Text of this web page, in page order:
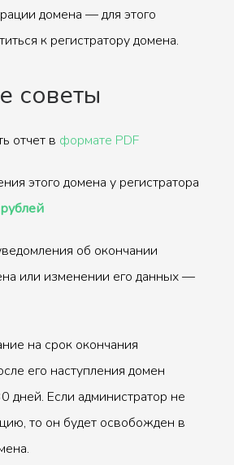
домена — для этого
к регистратору домена.
советы
отчет в формате PDF
этого домена у регистратора
об окончании
или изменении его данных —
на срок окончания
его наступления домен
дней. Если администратор не
то он будет освобожден в